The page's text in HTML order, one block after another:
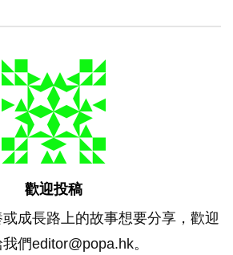
歡迎投稿
成長路上的故事想要分享，歡迎
們editor@popa.hk。